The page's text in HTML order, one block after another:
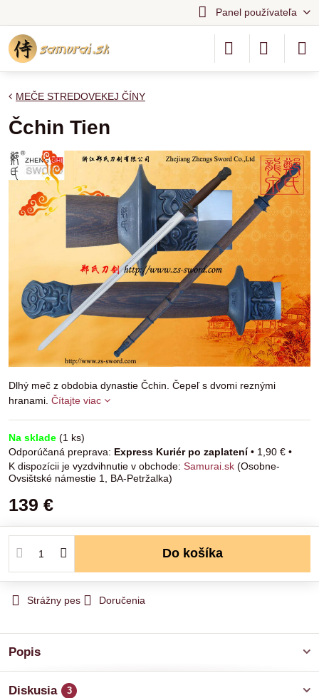
Panel používateľa
MEČE STREDOVEKEJ ČÍNY
Čchin Tien
Dlhý meč z obdobia dynastie Čchin. Čepeľ s dvomi reznými
hranami. Čítajte viac
Na sklade (1 ks)
Express Kuriér po zaplatení• 1,90 € •
Samurai.sk (Osobne-
Ovsištské námestie 1, BA-Petržalka)
139 €
Do košíka
Strážny pes Doručenia
Popis
Diskusia 3